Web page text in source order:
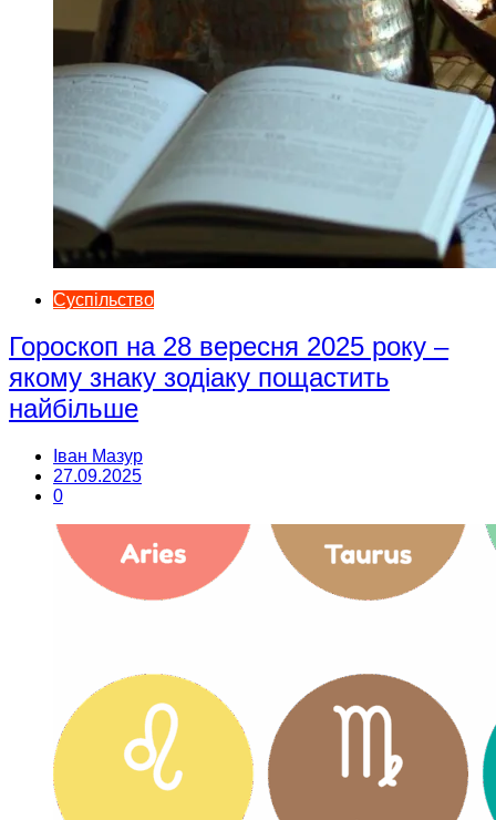
Суспільство
Гороскоп на 28 вересня 2025 року –
якому знаку зодіаку пощастить
найбільше
Іван Мазур
27.09.2025
0